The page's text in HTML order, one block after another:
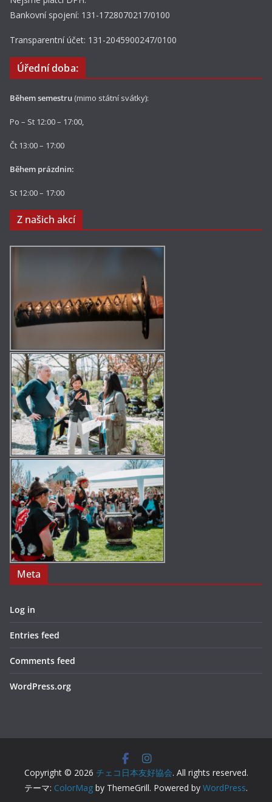
Bankovní spojení: 131-1728070217/0100
Transparentní účet: 131-2045900247/0100
Úřední doba:
Během semestru (mimo státní svátky):
Po – St 12:00 – 17:00,
Čt 13:00 – 17:00
Během prázdnin:
St 12:00 – 17:00
Z našich akcí
Meta
Log in
Entries feed
Comments feed
WordPress.org
Copyright © 2026 チェコ日本友好協会. All rights reserved.
テーマ: ColorMag by ThemeGrill. Powered by WordPress.